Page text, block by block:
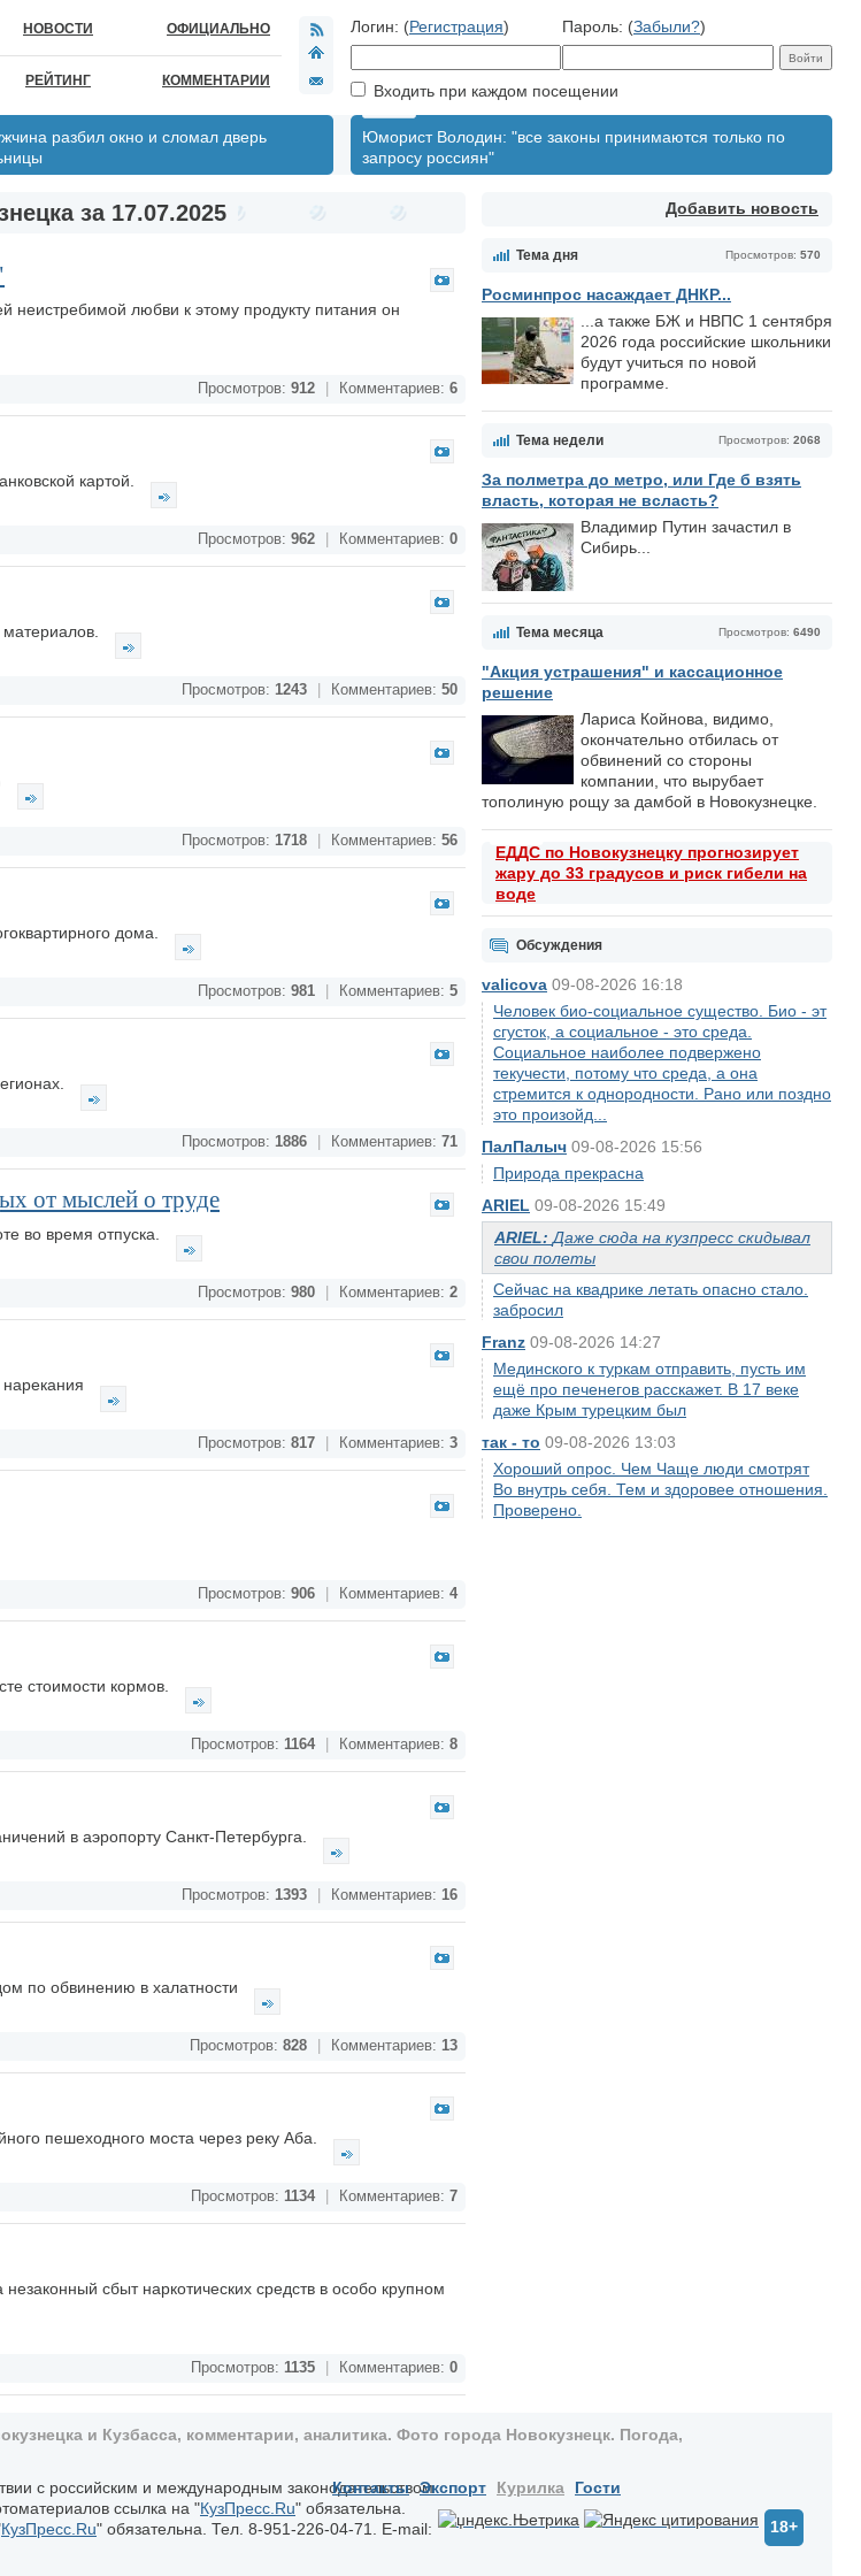
НОВОСТИ ОФИЦИАЛЬНО
РЕЙТИНГ КОММЕНТАРИИ
Логин: (Регистрация) Пароль: (Забыли?)
Входить при каждом посещении
разбил окно и сломал дверь
Юморист Володин: "все законы принимаются только по
запросу россиян"
Добавить новость
Просмотров: 570
Тема дня
Росминпрос насаждает ДНКР...
...а также БЖ и НВПС 1 сентября
2026 года российские школьники
будут учиться по новой
программе.
Просмотров: 2068
Тема недели
За полметра до метро, или Где б взять
власть, которая не всласть?
Владимир Путин зачастил в
Сибирь...
Просмотров: 6490
Тема месяца
"Акция устрашения" и кассационное
решение
Лариса Койнова, видимо,
окончательно отбилась от
обвинений со стороны
компании, что вырубает
тополиную рощу за дамбой в Новокузнецке.
ЕДДС по Новокузнецку прогнозирует
жару до 33 градусов и риск гибели на
воде
Обсуждения
valicova 09-08-2026 16:18
Человек био-социальное существо. Био - эт
сгусток, а социальное - это среда.
Социальное наиболее подвержено
текучести, потому что среда, а она
стремится к однородности. Рано или поздно
это произойд...
ПалПалыч 09-08-2026 15:56
Природа прекрасна
ARIEL 09-08-2026 15:49
ARIEL: Даже сюда на кузпресс скидывал
свои полеты
Сейчас на квадрике летать опасно стало.
забросил
Franz 09-08-2026 14:27
Мединского к туркам отправить, пусть им
ещё про печенегов расскажет. В 17 веке
даже Крым турецким был
так - то 09-08-2026 13:03
Хороший опрос. Чем Чаще люди смотрят
Во внутрь себя. Тем и здоровее отношения.
Проверено.
за 17.07.2025
неистребимой любви к этому продукту питания он
Просмотров: 912 Комментариев: 6
картой.
Просмотров: 962 Комментариев: 0
Просмотров: 1243 Комментариев: 50
Просмотров: 1718 Комментариев: 56
дома.
Просмотров: 981 Комментариев: 5
Просмотров: 1886 Комментариев: 71
от мыслей о труде
во время отпуска.
Просмотров: 980 Комментариев: 2
Просмотров: 817 Комментариев: 3
Просмотров: 906 Комментариев: 4
стоимости кормов.
Просмотров: 1164 Комментариев: 8
в аэропорту Санкт-Петербурга.
Просмотров: 1393 Комментариев: 16
по обвинению в халатности
Просмотров: 828 Комментариев: 13
пешеходного моста через реку Аба.
Просмотров: 1134 Комментариев: 7
сбыт наркотических средств в особо крупном
Просмотров: 1135 Комментариев: 0
и Кузбасса, комментарии, аналитика. Фото города Новокузнецк. Погода,
с российским и международным законодательством
ссылка на "КузПресс.Ru" обязательна.
КузПресс.Ru" обязательна. Тел. 8-951-226-04-71. E-mail:
Контакты Экспорт Курилка Гости
18+